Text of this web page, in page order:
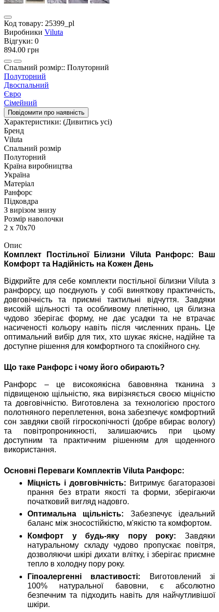
Код товару: 25399_pl
Виробники Viluta
Відгуки: 0
894.00 грн
Спальний розмір:: Полуторний
Полуторний
Двоспальний
Євро
Сімейний
Повідомити про наявність
Характеристики: (Дивитись усі)
Бренд
Viluta
Спальний розмір
Полуторний
Країна виробництва
Україна
Матеріал
Ранфорс
Підковдра
З вирізом знизу
Розмір наволочки
2 х 70х70
Опис
Комплект Постільної Білизни Viluta Ранфорс: Ваш
Комфорт та Надійність на Кожен День
Відкрийте для себе комплекти постільної білизни Viluta з
ранфорсу, що поєднують у собі виняткову практичність,
довговічність та приємні тактильні відчуття. Завдяки
високій щільності та особливому плетінню, ця білизна
чудово зберігає форму, не дає усадки та не втрачає
насиченості кольору навіть після численних прань. Це
оптимальний вибір для тих, хто шукає якісне, надійне та
доступне рішення для комфортного та спокійного сну.
Що таке Ранфорс і чому його обирають?
Ранфорс – це високоякісна бавовняна тканина з
підвищеною щільністю, яка вирізняється своєю міцністю
та довговічністю. Виготовлена за технологією простого
полотняного переплетення, вона забезпечує комфортний
сон завдяки своїй гігроскопічності (добре вбирає вологу)
та повітропроникності, залишаючись при цьому
доступним та практичним рішенням для щоденного
використання.
Основні Переваги Комплектів Viluta Ранфорс:
Міцність і довговічність: Витримує багаторазові
прання без втрати якості та форми, зберігаючи
початковий вигляд надовго.
Оптимальна щільність: Забезпечує ідеальний
баланс між зносостійкістю, м'якістю та комфортом.
Комфорт у будь-яку пору року: Завдяки
натуральному складу чудово пропускає повітря,
дозволяючи шкірі дихати влітку, і зберігає приємне
тепло в холодну пору року.
Гіпоалергенні властивості: Виготовлений зі
100% натуральної бавовни, є абсолютно
безпечним та підходить навіть для найчутливішої
шкіри.